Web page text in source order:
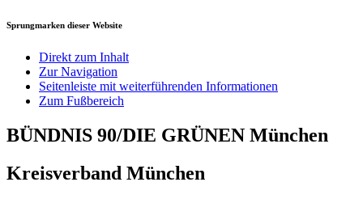
Sprungmarken dieser Website
Direkt zum Inhalt
Zur Navigation
Seitenleiste mit weiterführenden Informationen
Zum Fußbereich
BÜNDNIS 90/DIE GRÜNEN München
Kreisverband München